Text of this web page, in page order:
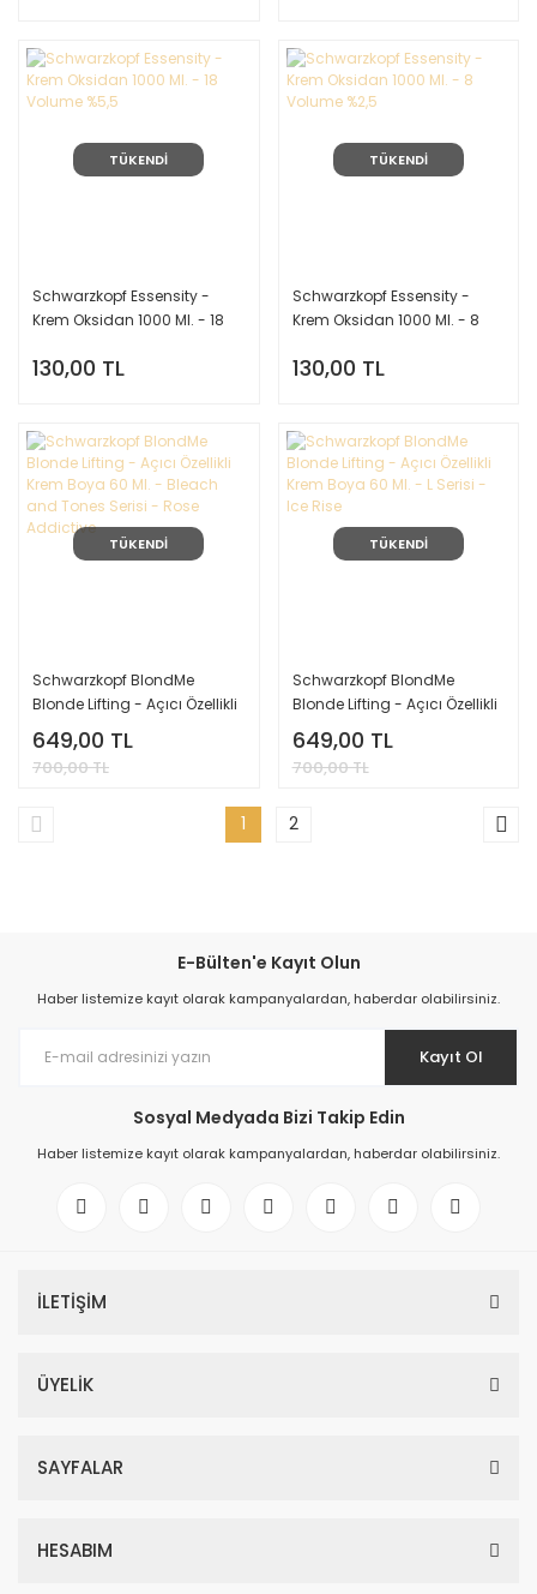
TÜKENDİ
Schwarzkopf Essensity -
Krem Oksidan 1000 Ml. - 18
130,00 TL
TÜKENDİ
Schwarzkopf Essensity -
Krem Oksidan 1000 Ml. - 8
130,00 TL
TÜKENDİ
Schwarzkopf BlondMe
Blonde Lifting - Açıcı Özellikli
Krem Boya 60 Ml. - Bleach
and Tones Serisi - Rose
Addictive
649,00 TL
700,00 TL
TÜKENDİ
Schwarzkopf BlondMe
Blonde Lifting - Açıcı Özellikli
Krem Boya 60 Ml. - L Serisi -
Ice Rise
649,00 TL
700,00 TL
1 2
E-Bülten'e Kayıt Olun
Haber listemize kayıt olarak kampanyalardan, haberdar olabilirsiniz.
Kayıt Ol
Sosyal Medyada Bizi Takip Edin
Haber listemize kayıt olarak kampanyalardan, haberdar olabilirsiniz.
İLETİŞİM
ÜYELİK
SAYFALAR
HESABIM